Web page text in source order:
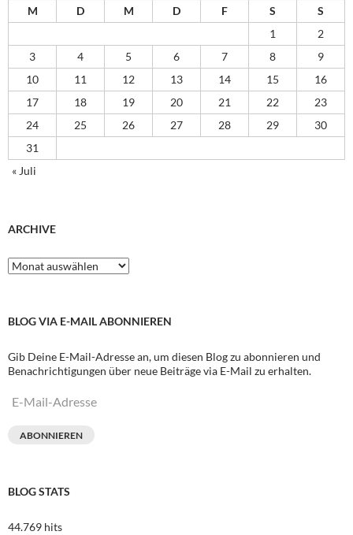
M D M D F S
S
1
2
3
4 5 6 7 8
9
10
11 12 13 14 15
16
17
18 19 20 21 22
23
24
25 26 27 28 29
30
31
« Juli
ARCHIVE
Archive
BLOG VIA E-MAIL ABONNIEREN
Gib Deine E-Mail-Adresse an, um diesen Blog zu abonnieren und
Benachrichtigungen über neue Beiträge via E-Mail zu erhalten.
E-
ABONNIEREN
BLOG STATS
44.769 hits